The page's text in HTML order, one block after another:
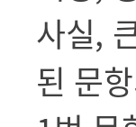
사실,
된 문